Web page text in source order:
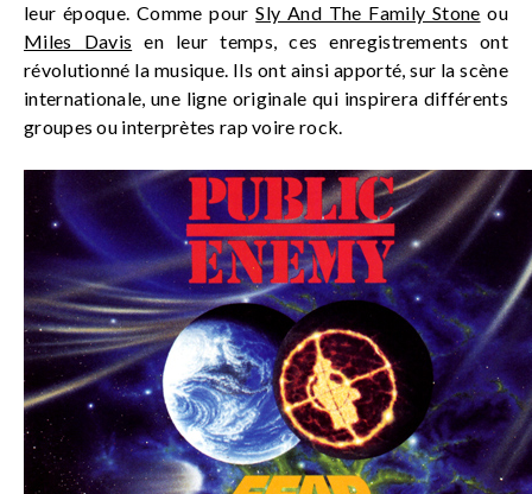
leur époque. Comme pourSly And The Family Stone ou
Miles Davis en leur temps, ces enregistrements ont
révolutionné la musique. Ils ont ainsi apporté, sur la scène
internationale, une ligne originale qui inspirera différents
groupes ou interprètes rap voire rock.